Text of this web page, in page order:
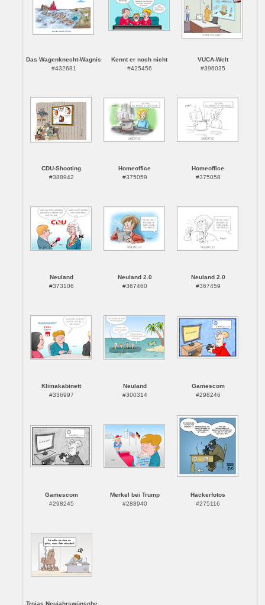
Das Wagenknecht-Wagnis
#432681
Kennt er noch nicht
#425456
VUCA-Welt
#396035
CDU-Shooting
#388942
Homeoffice
#375059
Homeoffice
#375058
Neuland
#373106
Neuland 2.0
#367460
Neuland 2.0
#367459
Klimakabinett
#336997
Neuland
#300314
Gamescom
#298246
Gamescom
#298245
Merkel bei Trump
#288940
Hackerfotos
#275116
Trojas Neujahrswünsche